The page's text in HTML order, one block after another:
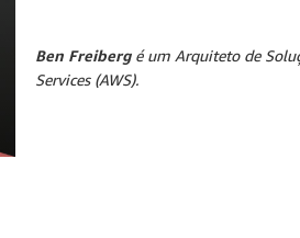
Ben Freiberg é um Arquiteto de
Services (AWS).